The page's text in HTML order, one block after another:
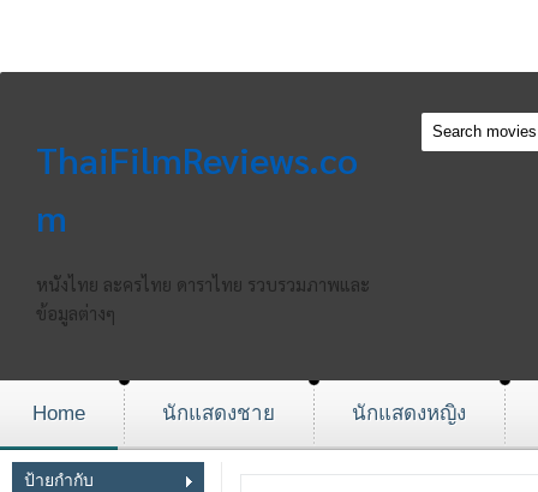
ThaiFilmReviews.co
m
หนังไทย ละครไทย ดาราไทย รวบรวมภาพและ
ข้อมูลต่างๆ
Home นักแสดงชาย นักแสดงหญิง
ป้ายกำกับ